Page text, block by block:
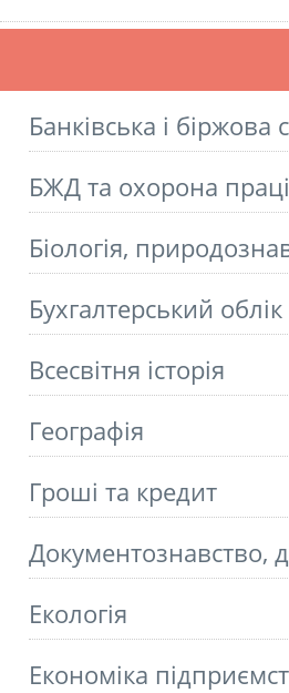
Банківська і біржова
БЖД та охорона праці
Біологія,
Бухгалтерський облік
Всесвітня історія
Географія
Гроші та кредит
Документознавство,
Екологія
Економіка